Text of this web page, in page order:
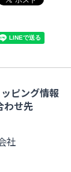
ピング情報
わせ先
社